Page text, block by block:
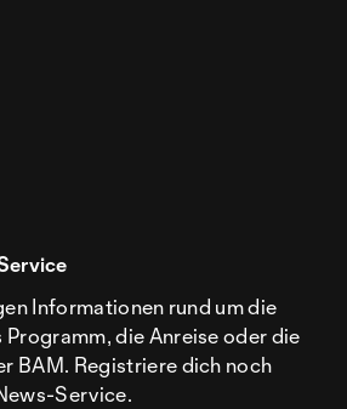
Informationen rund um die
die Anreise oder die
BAM. Registriere dich noch
Service.